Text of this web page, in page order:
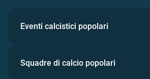
Eventi calcistici popolari
Squadre di calcio popolari